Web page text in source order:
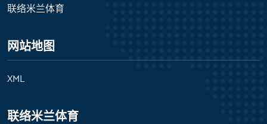
联络米兰体育
网站地图
XML
联络米兰体育